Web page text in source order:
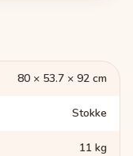
80 × 53.7 × 92 cm
Stokke
11 kg